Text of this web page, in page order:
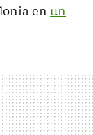
en un